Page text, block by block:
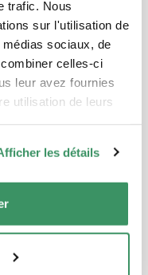
trafic. Nous
sur l'utilisation de
sociaux, de
celles-ci
leur avez fournies
utilisation de leurs
les détails
du 8 juin. La
lieu dans
est possible de
distance à
nous
lors des
contact-
: (lu-ve, 8h-17h)